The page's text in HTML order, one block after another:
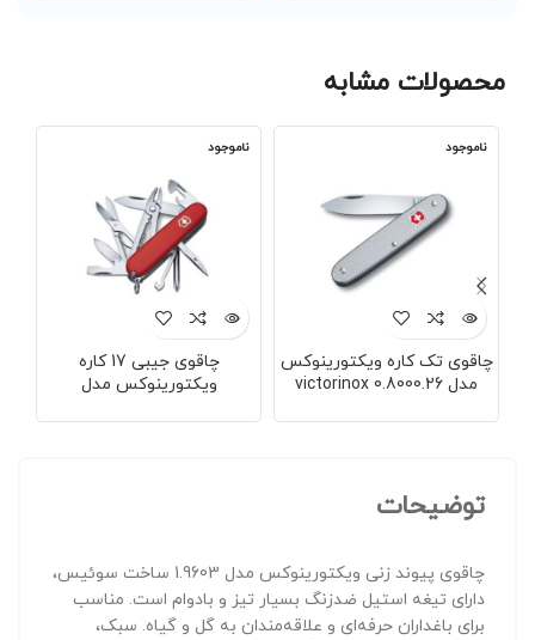
محصولات مشابه
ناموجود
چاقوی تک کاره ویکتورینوکس
مدل victorinox 0.8000.26
ناموجود
چاقوی جیبی 17 کاره
ویکتورینوکس مدل
توضیحات
چاقوی پیوند زنی ویکتورینوکس مدل 1.9603 ساخت سوئیس،
دارای تیغه استیل ضدزنگ بسیار تیز و بادوام است. مناسب
برای باغداران حرفه‌ای و علاقه‌مندان به گل و گیاه. سبک،